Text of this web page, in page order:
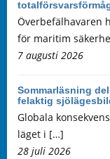
Överbefälhavaren
för maritim
7 augusti 2026
Sommarläsning
felaktig
Globala
läget i […]
28 juli 2026